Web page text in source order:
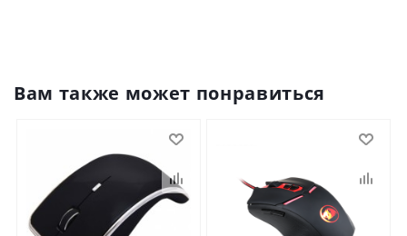
Вам также может понравиться